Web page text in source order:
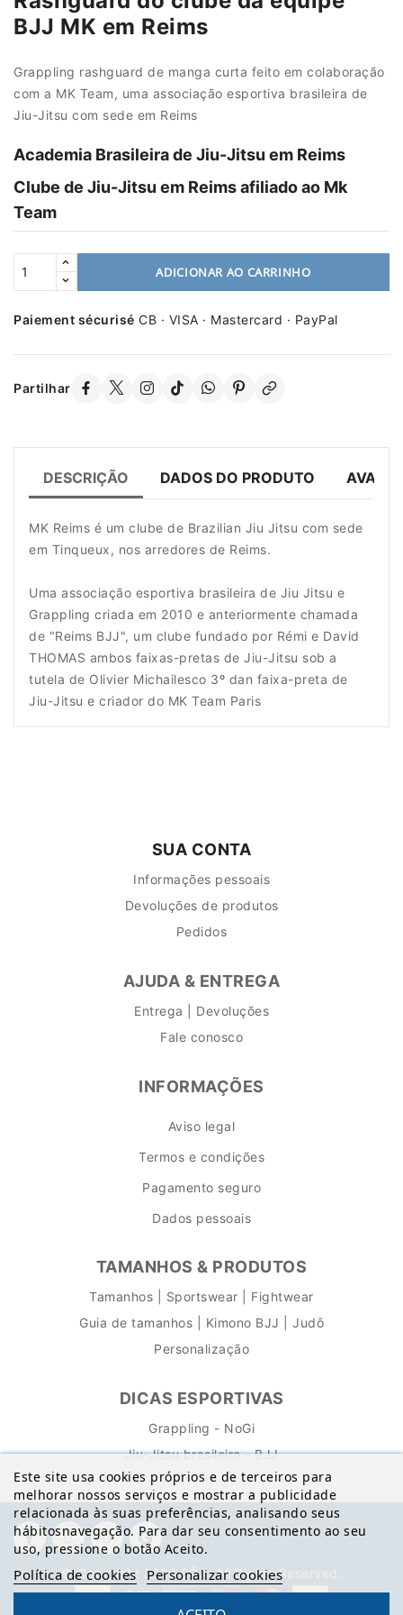
BJJ MK em Reims
Grappling rashguard de manga curta feito em colaboração
com a MK Team, uma associação esportiva brasileira de
Jiu-Jitsu com sede em Reims
Academia Brasileira de Jiu-Jitsu em Reims
Clube de Jiu-Jitsu em Reims afiliado ao Mk
Team
ADICIONAR AO CARRINHO
Paiement sécurisé CB · VISA · Mastercard · PayPal
Partilhar
DESCRIÇÃO DADOS DO PRODUTO
MK Reims é um clube de Brazilian Jiu Jitsu com sede
em Tinqueux, nos arredores de Reims.
Uma associação esportiva brasileira de Jiu Jitsu e
Grappling criada em 2010 e anteriormente chamada
de "Reims BJJ", um clube fundado por Rémi e David
THOMAS ambos faixas-pretas de Jiu-Jitsu sob a
tutela de Olivier Michailesco 3º dan faixa-preta de
Jiu-Jitsu e criador do MK Team Paris
SUA CONTA
Informações pessoais
Devoluções de produtos
Pedidos
AJUDA & ENTREGA
Entrega | Devoluções
Fale conosco
INFORMAÇÕES
Aviso legal
Termos e condições
Pagamento seguro
Dados pessoais
TAMANHOS & PRODUTOS
Tamanhos | Sportswear | Fightwear
Guia de tamanhos | Kimono BJJ | Judô
Personalização
DICAS ESPORTIVAS
Grappling - NoGi
Jiu-Jitsu brasileiro - BJJ
Este site usa cookies próprios e de terceiros para
melhorar nossos serviços e mostrar a publicidade
relacionada às suas preferências, analisando seus
hábitosnavegação. Para dar seu consentimento ao seu
uso, pressione o botão Aceito.
Política de cookies Personalizar cookies
© Copyright 2026 BŌA. All Rights Reserved.